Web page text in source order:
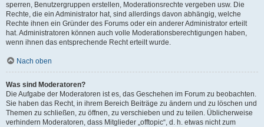
sperren, Benutzergruppen erstellen, Moderationsrechte vergeben usw. Die
Rechte, die ein Administrator hat, sind allerdings davon abhängig, welche
Rechte ihnen ein Gründer des Forums oder ein anderer Administrator erteilt
hat. Administratoren können auch volle Moderationsberechtigungen haben,
wenn ihnen das entsprechende Recht erteilt wurde.
Nach oben
Was sind Moderatoren?
Die Aufgabe der Moderatoren ist es, das Geschehen im Forum zu beobachten.
Sie haben das Recht, in ihrem Bereich Beiträge zu ändern und zu löschen und
Themen zu schließen, zu öffnen, zu verschieben und zu teilen. Üblicherweise
verhindern Moderatoren, dass Mitglieder „offtopic“, d. h. etwas nicht zum